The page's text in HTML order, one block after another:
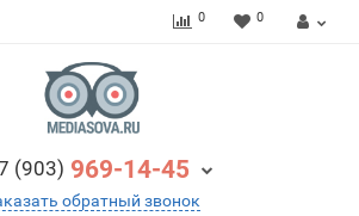
0 0
(903) 969-14-45
обратный звонок